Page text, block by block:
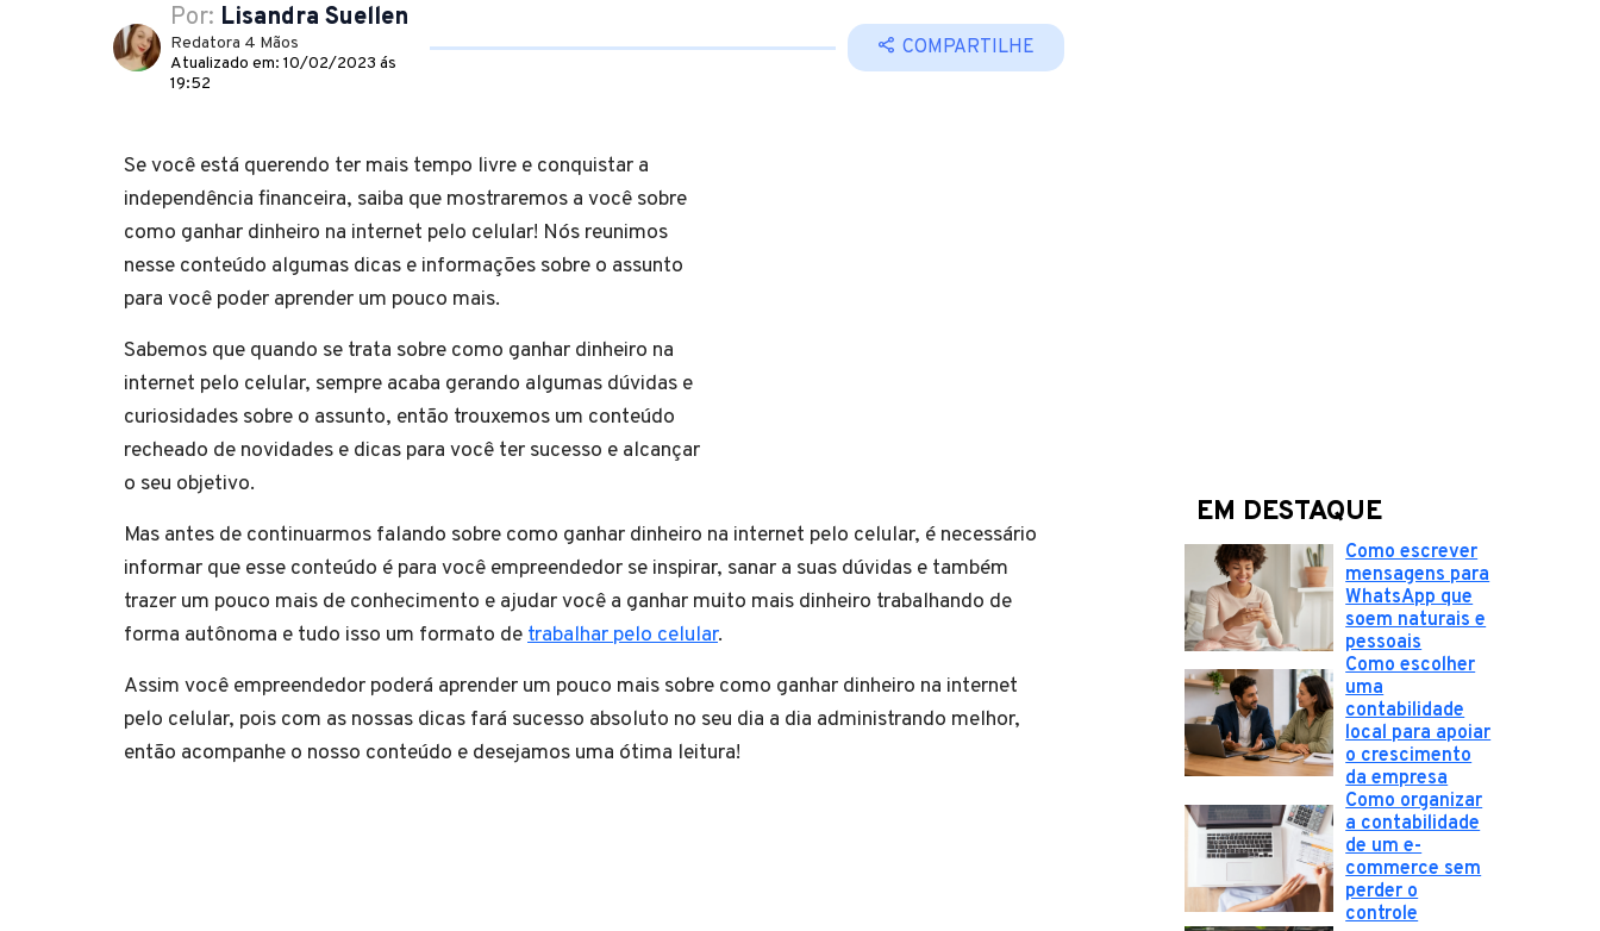
Por: Lisandra Suellen
Redatora 4 Mãos
Atualizado em: 10/02/2023 ás
19:52
COMPARTILHE
Se você está querendo ter mais tempo livre e conquistar a
independência financeira, saiba que mostraremos a você sobre
como ganhar dinheiro na internet pelo celular! Nós reunimos
nesse conteúdo algumas dicas e informações sobre o assunto
para você poder aprender um pouco mais.
Sabemos que quando se trata sobre como ganhar dinheiro na
internet pelo celular, sempre acaba gerando algumas dúvidas e
curiosidades sobre o assunto, então trouxemos um conteúdo
recheado de novidades e dicas para você ter sucesso e alcançar
o seu objetivo.
Mas antes de continuarmos falando sobre como ganhar dinheiro na internet pelo celular, é necessário
informar que esse conteúdo é para você empreendedor se inspirar, sanar a suas dúvidas e também
trazer um pouco mais de conhecimento e ajudar você a ganhar muito mais dinheiro trabalhando de
forma autônoma e tudo isso um formato de trabalhar pelo celular.
Assim você empreendedor poderá aprender um pouco mais sobre como ganhar dinheiro na internet
pelo celular, pois com as nossas dicas fará sucesso absoluto no seu dia a dia administrando melhor,
então acompanhe o nosso conteúdo e desejamos uma ótima leitura!
EM DESTAQUE
Como escrever
mensagens para
WhatsApp que
soem naturais e
pessoais
Como escolher
uma
contabilidade
local para apoiar
o crescimento
da empresa
Como organizar
a contabilidade
de um e-
commerce sem
perder o
controle